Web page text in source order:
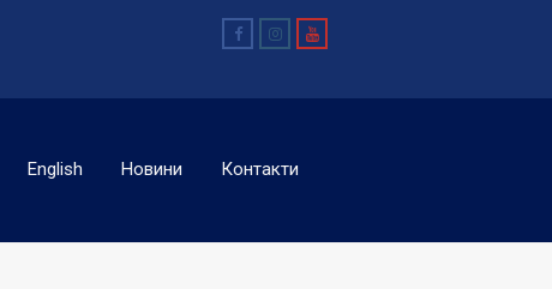
FacebookInstagramYoutube
English Новини Контакти